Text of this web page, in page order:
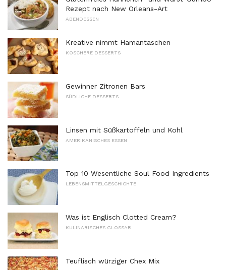
Rezept nach New Orleans-Art
ABENDESSEN
Kreative nimmt Hamantaschen
KOSCHERE DESSERTS
Gewinner Zitronen Bars
SÜDLICHE DESSERTS
Linsen mit Süßkartoffeln und Kohl
AMERIKANISCHES ESSEN
Top 10 Wesentliche Soul Food Ingredients
LEBENSMITTELGESCHICHTE
Was ist Englisch Clotted Cream?
KULINARISCHES GLOSSAR
Teuflisch würziger Chex Mix